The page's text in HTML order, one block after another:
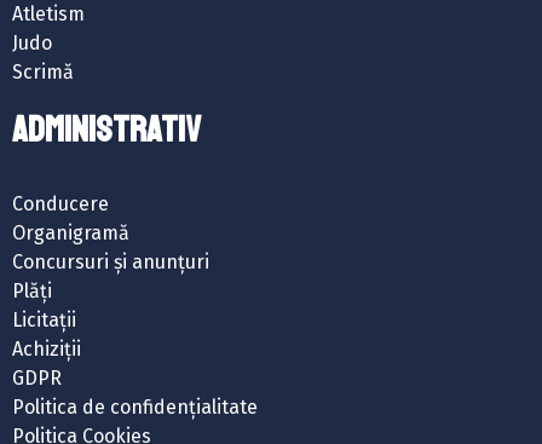
Atletism
Judo
Scrimă
ADMINISTRATIV
Conducere
Organigramă
Concursuri și anunțuri
Plăți
Licitații
Achiziții
GDPR
Politica de confidențialitate
Politica Cookies